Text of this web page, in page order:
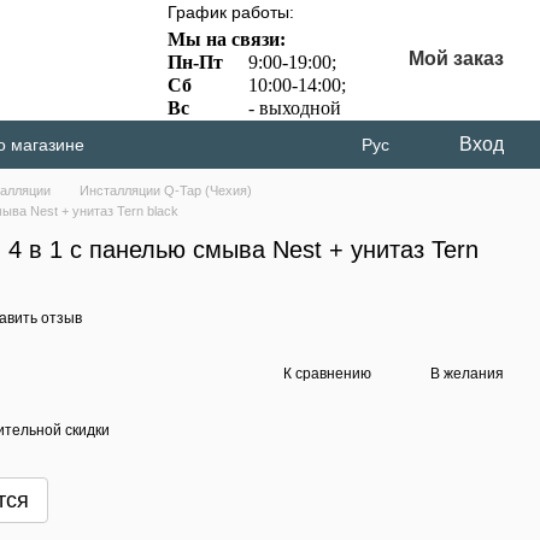
График работы:
Мы на связи:
Пн-Пт
9:00-19:00;
Сб
10:00-14:00;
Вс
- выходной
Мой заказ
магазине
Рус Вход
Инсталляции Q-Tap (Чехия)
Nest + унитаз Tern black
в 1 с панелью смыва Nest + унитаз Tern
отзыв
К сравнению В желания
скидки